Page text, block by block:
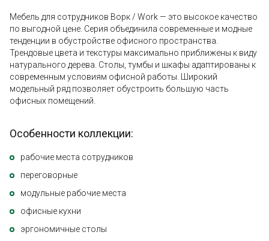
Мебель для сотрудников Ворк / Work — это высокое качество
по выгодной цене. Серия объединила современные и модные
тенденции в обустройстве офисного пространства.
Трендовые цвета и текстуры максимально приближены к виду
натурального дерева. Столы, тумбы и шкафы адаптированы к
современным условиям офисной работы. Широкий
модельный ряд позволяет обустроить большую часть
офисных помещений.
Особенности коллекции:
рабочие места сотрудников
переговорные
модульные рабочие места
офисные кухни
эргономичные столы